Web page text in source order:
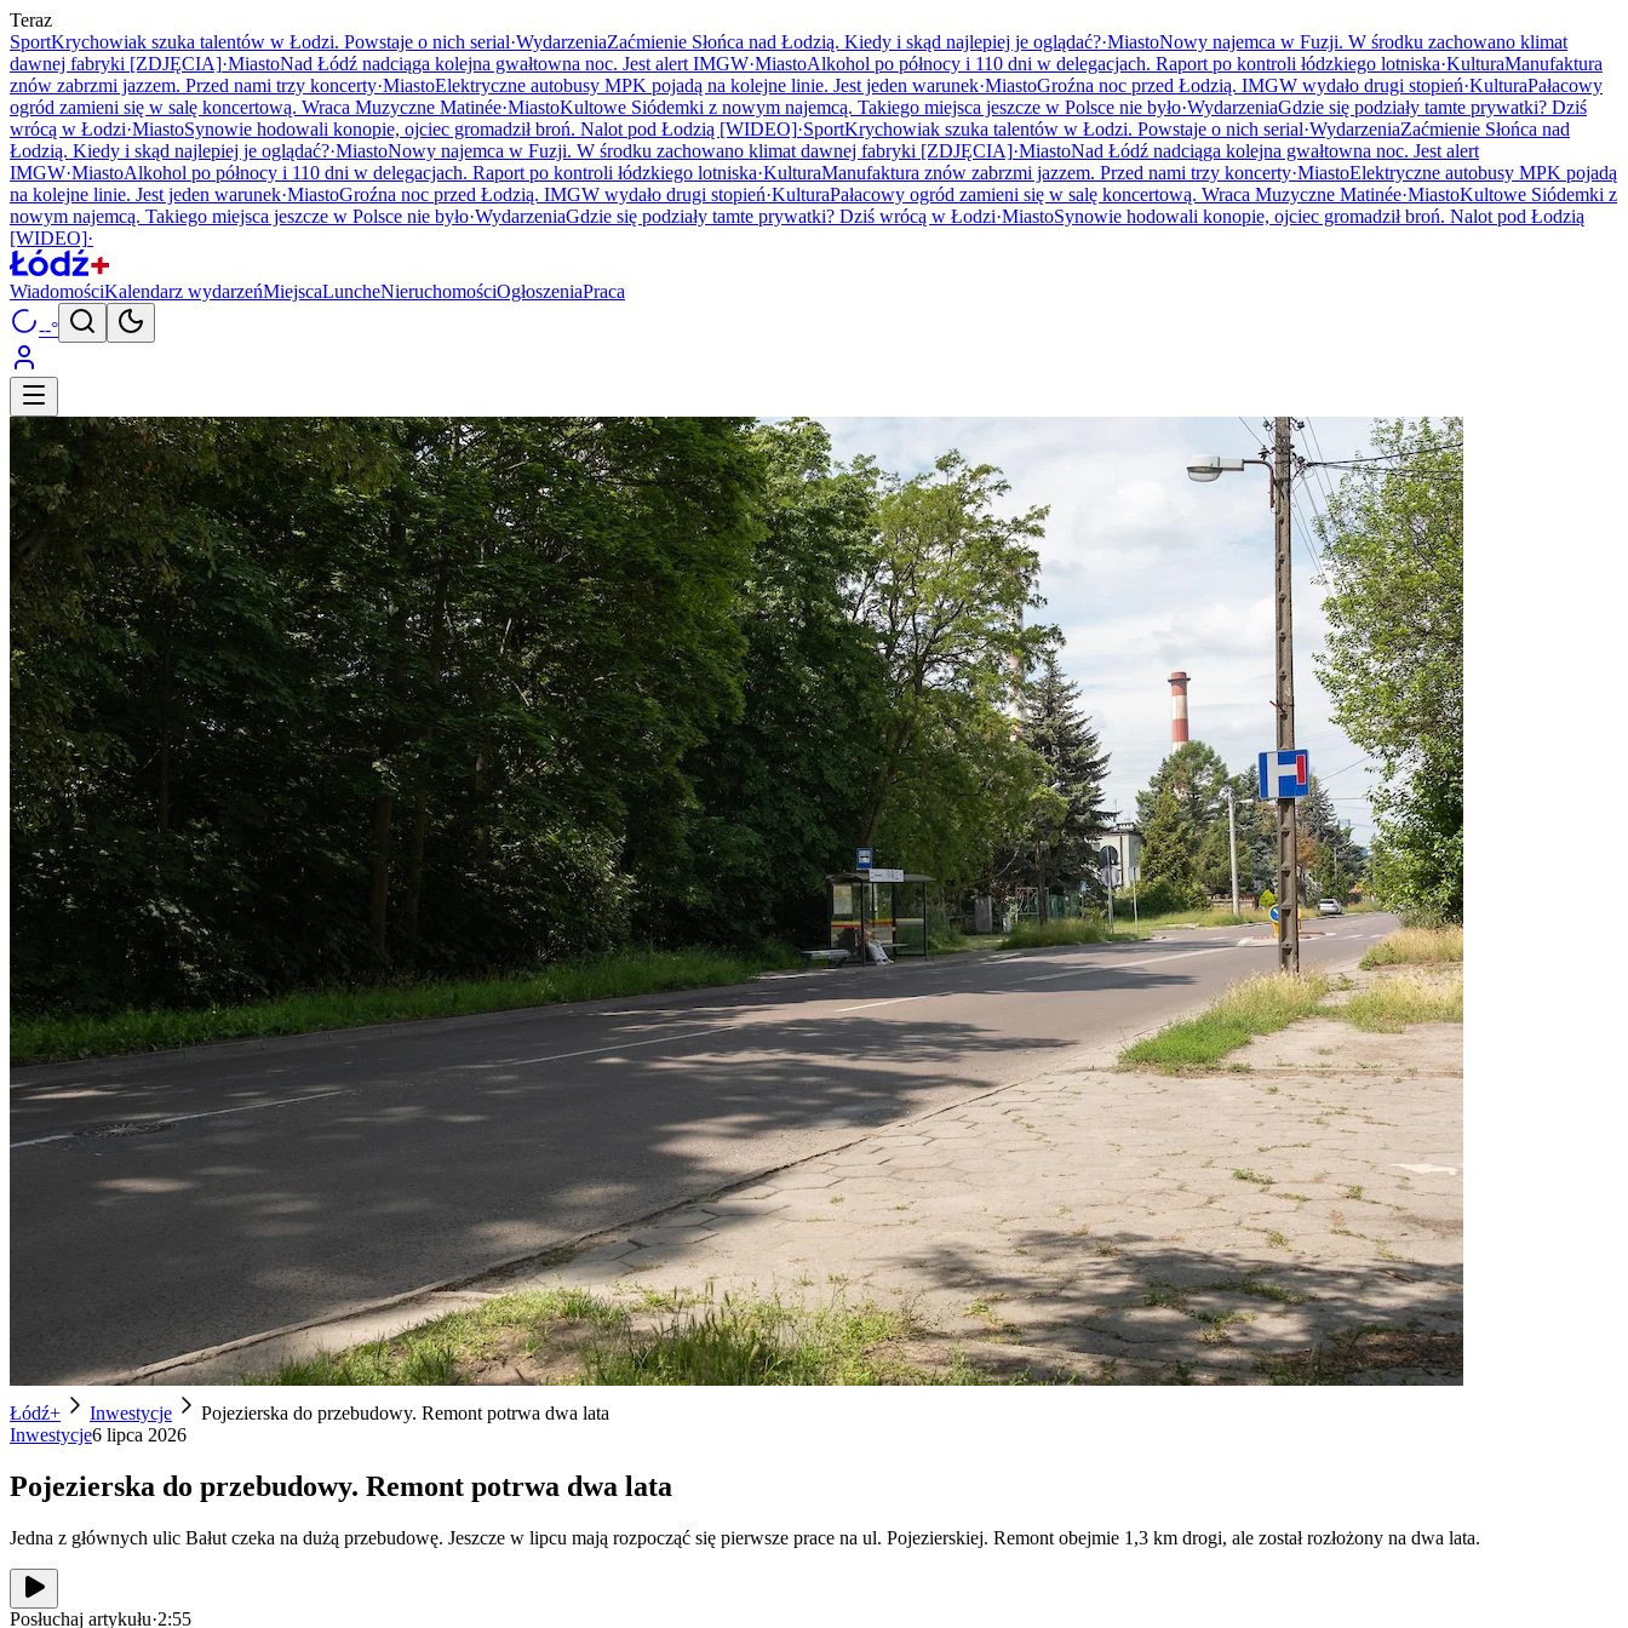
Teraz
SportKrychowiak szuka talentów w Łodzi. Powstaje o nich serial·WydarzeniaZaćmienie Słońca nad Łodzią. Kiedy i skąd najlepiej je oglądać?·MiastoNowy najemca w Fuzji. W środku zachowano klimat
dawnej fabryki [ZDJĘCIA]·MiastoNad Łódź nadciąga kolejna gwałtowna noc. Jest alert IMGW·MiastoAlkohol po północy i 110 dni w delegacjach. Raport po kontroli łódzkiego lotniska·KulturaManufaktura
znów zabrzmi jazzem. Przed nami trzy koncerty·MiastoElektryczne autobusy MPK pojadą na kolejne linie. Jest jeden warunek·MiastoGroźna noc przed Łodzią. IMGW wydało drugi stopień·KulturaPałacowy
ogród zamieni się w salę koncertową. Wraca Muzyczne Matinée·MiastoKultowe Siódemki z nowym najemcą. Takiego miejsca jeszcze w Polsce nie było·WydarzeniaGdzie się podziały tamte prywatki? Dziś
wrócą w Łodzi·MiastoSynowie hodowali konopie, ojciec gromadził broń. Nalot pod Łodzią [WIDEO]·SportKrychowiak szuka talentów w Łodzi. Powstaje o nich serial·WydarzeniaZaćmienie Słońca nad
Łodzią. Kiedy i skąd najlepiej je oglądać?·MiastoNowy najemca w Fuzji. W środku zachowano klimat dawnej fabryki [ZDJĘCIA]·MiastoNad Łódź nadciąga kolejna gwałtowna noc. Jest alert
IMGW·MiastoAlkohol po północy i 110 dni w delegacjach. Raport po kontroli łódzkiego lotniska·KulturaManufaktura znów zabrzmi jazzem. Przed nami trzy koncerty·MiastoElektryczne autobusy MPK pojadą
na kolejne linie. Jest jeden warunek·MiastoGroźna noc przed Łodzią. IMGW wydało drugi stopień·KulturaPałacowy ogród zamieni się w salę koncertową. Wraca Muzyczne Matinée·MiastoKultowe Siódemki z
nowym najemcą. Takiego miejsca jeszcze w Polsce nie było·WydarzeniaGdzie się podziały tamte prywatki? Dziś wrócą w Łodzi·MiastoSynowie hodowali konopie, ojciec gromadził broń. Nalot pod Łodzią
[WIDEO]·
WiadomościKalendarz wydarzeńMiejscaLuncheNieruchomościOgłoszeniaPraca
--°
Łódź+ Inwestycje
Pojezierska do przebudowy. Remont potrwa dwa lata
Inwestycje6 lipca 2026
Pojezierska do przebudowy. Remont potrwa dwa lata
Jedna z głównych ulic Bałut czeka na dużą przebudowę. Jeszcze w lipcu mają rozpocząć się pierwsze prace na ul. Pojezierskiej. Remont obejmie 1,3 km drogi, ale został rozłożony na dwa lata.
Posłuchaj artykułu·2:55